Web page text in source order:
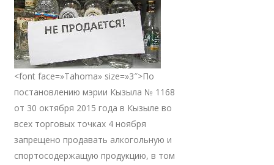
<font face=»Tahoma» size=»3″>По
постановлению мэрии Кызыла № 1168
от 30 октября 2015 года в Кызыле во
всех торговых точках 4 ноября
запрещено продавать алкогольную и
спортосодержащую продукцию, в том